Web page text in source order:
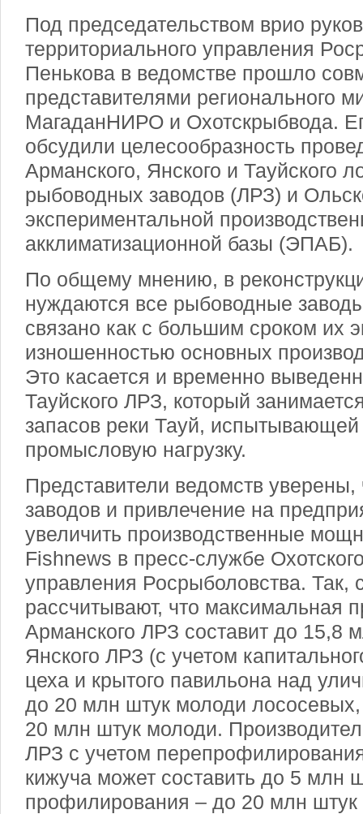
Под председательством врио
территориального управления
Пенькова в ведомстве прошло
представителями регионального
МагаданНИРО и Охотскрыбвода.
обсудили целесообразность
Арманского, Янского и Тауйского
рыбоводных заводов (ЛРЗ) и
экспериментальной
акклиматизационной базы (ЭПАБ).
По общему мнению, в
нуждаются все рыбоводные
связано как с большим сроком их
изношенностью основных
Это касается и временно
Тауйского ЛРЗ, который
запасов реки Тауй,
промысловую нагрузку.
Представители ведомств уверены,
заводов и привлечение на
увеличить производственные
Fishnews в пресс-службе
управления Росрыболовства. Так,
рассчитывают, что максимальная
Арманского ЛРЗ составит до 15,8
Янского ЛРЗ (с учетом
цеха и крытого павильона над
до 20 млн штук молоди
20 млн штук молоди.
ЛРЗ с учетом
кижуча может составить до 5 млн
профилирования – до 20 млн штук